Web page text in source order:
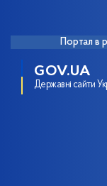
Портал в
GOV.UA
Державні сайти